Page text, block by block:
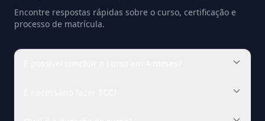
Encontre respostas rápidas sobre o curso, certificação e
processo de matrícula.